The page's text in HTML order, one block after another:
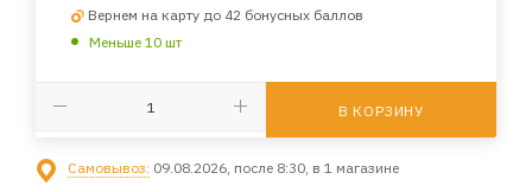
Вернем на карту до 42 бонусных баллов
Меньше 10 шт
В КОРЗИНУ
Самовывоз: 09.08.2026, после 8:30, в 1 магазине